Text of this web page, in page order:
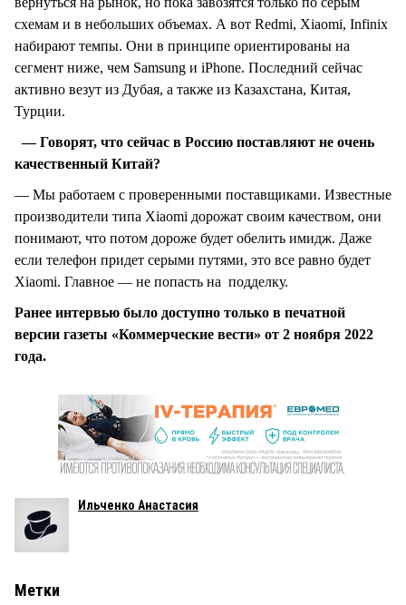
схемам и в небольших объемах. А вот Redmi, Xiaomi, Infinix
набирают темпы. Они в принципе ориентированы на
сегмент ниже, чем Samsung и iPhone. Последний сейчас
активно везут из Дубая, а также из Казахстана, Китая,
Турции.
— Говорят, что сейчас в Россию поставляют не очень
качественный Китай?
— Мы работаем с проверенными поставщиками. Известные
производители типа Xiaomi дорожат своим качеством, они
понимают, что потом дороже будет обелить имидж. Даже
если телефон придет серыми путями, это все равно будет
Xiaomi. Главное — не попасть на подделку.
Ранее интервью было доступно только в печатной
версии газеты «Коммерческие вести» от 2 ноября 2022
года.
Ильченко Анастасия
Метки